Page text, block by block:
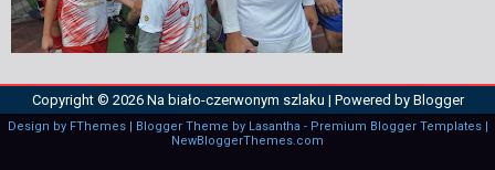
Copyright © 2026 Na biało-czerwonym szlaku | Powered by Blogger
Design by FThemes| Blogger Theme by Lasantha - Premium Blogger Templates|
NewBloggerThemes.com